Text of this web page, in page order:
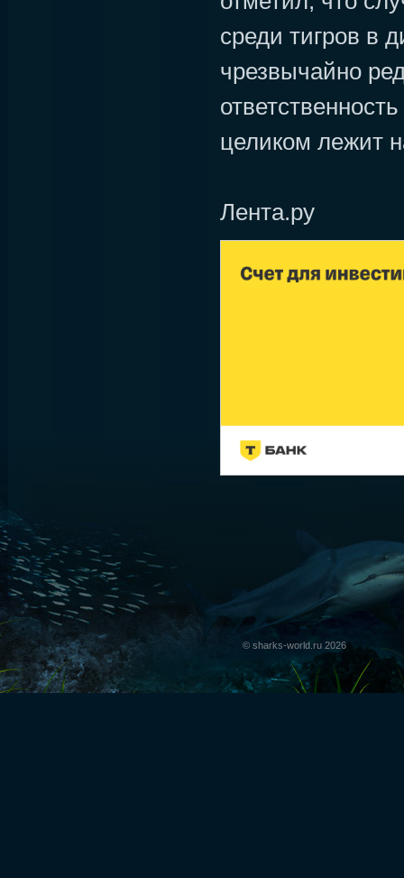
среди тигров в
чрезвычайно
целиком лежит
Лента.ру
© sharks-world.ru 2026